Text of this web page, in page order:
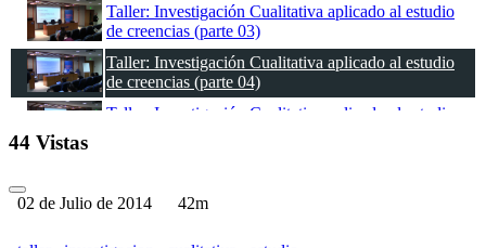
Taller: Investigación Cualitativa aplicado al estudio
de creencias (parte 03)
Taller: Investigación Cualitativa aplicado al estudio
de creencias (parte 04)
Taller: Investigación Cualitativa aplicado al estudio
44 Vistas
02 de Julio de 2014 42m